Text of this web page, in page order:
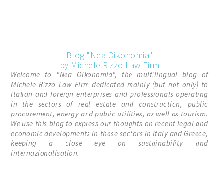
Blog "Nea Oikonomia"
by Michele Rizzo Law Firm
Welcome to "Nea Oikonomia", the multilingual blog of
Michele Rizzo Law Firm dedicated mainly (but not only) to
Italian and foreign enterprises and professionals operating
in the sectors of real estate and construction, public
procurement, energy and public utilities, as well as tourism.
We use this blog to express our thoughts on recent legal and
economic developments in those sectors in Italy and Greece,
keeping a close eye on sustainability and
internazionalisation.